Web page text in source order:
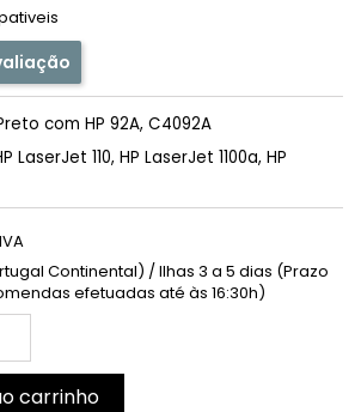
com HP 92A, C4092A
LaserJet 110, HP LaserJet 1100a, HP
Continental) / Ilhas 3 a 5 dias (Prazo
efetuadas até às 16:30h)
carrinho